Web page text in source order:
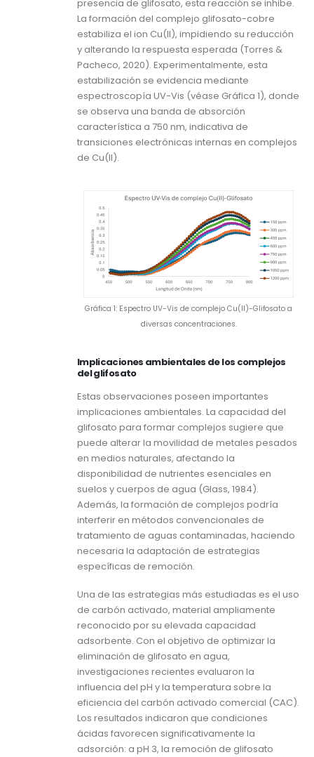
presencia de glifosato, esta reacción se inhibe.
La formación del complejo glifosato-cobre
estabiliza el ion Cu(II), impidiendo su reducción
y alterando la respuesta esperada (Torres &
Pacheco, 2020). Experimentalmente, esta
estabilización se evidencia mediante
espectroscopía UV-Vis (véase Gráfica 1), donde
se observa una banda de absorción
característica a 750 nm, indicativa de
transiciones electrónicas internas en complejos
de Cu(II).
Gráfica 1: Espectro UV-Vis de complejo Cu(II)-Glifosato a
diversas concentraciones.
Implicaciones ambientales de los complejos
del glifosato
Estas observaciones poseen importantes
implicaciones ambientales. La capacidad del
glifosato para formar complejos sugiere que
puede alterar la movilidad de metales pesados
en medios naturales, afectando la
disponibilidad de nutrientes esenciales en
suelos y cuerpos de agua (Glass, 1984).
Además, la formación de complejos podría
interferir en métodos convencionales de
tratamiento de aguas contaminadas, haciendo
necesaria la adaptación de estrategias
específicas de remoción.
Una de las estrategias más estudiadas es el uso
de carbón activado, material ampliamente
reconocido por su elevada capacidad
adsorbente. Con el objetivo de optimizar la
eliminación de glifosato en agua,
investigaciones recientes evaluaron la
influencia del pH y la temperatura sobre la
eficiencia del carbón activado comercial (CAC).
Los resultados indicaron que condiciones
ácidas favorecen significativamente la
adsorción: a pH 3, la remoción de glifosato